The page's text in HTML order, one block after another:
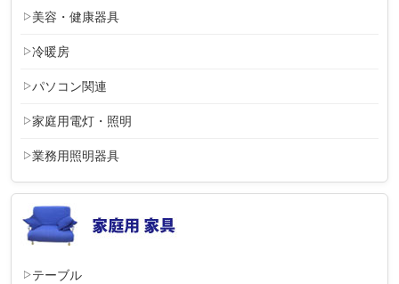
美容・健康器具
冷暖房
パソコン関連
家庭用電灯・照明
業務用照明器具
テーブル